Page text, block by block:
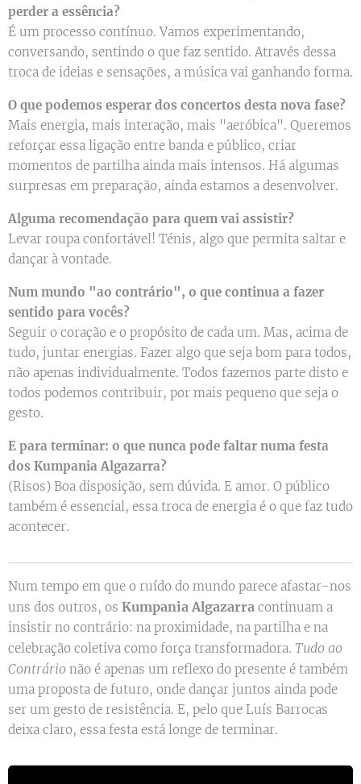
perder a essência?
É um processo contínuo. Vamos experimentando,
conversando, sentindo o que faz sentido. Através dessa
troca de ideias e sensações, a música vai ganhando forma.
O que podemos esperar dos concertos desta nova fase?
Mais energia, mais interação, mais "aeróbica". Queremos
reforçar essa ligação entre banda e público, criar
momentos de partilha ainda mais intensos. Há algumas
surpresas em preparação, ainda estamos a desenvolver.
Alguma recomendação para quem vai assistir?
Levar roupa confortável! Ténis, algo que permita saltar e
dançar à vontade.
Num mundo "ao contrário", o que continua a fazer
sentido para vocês?
Seguir o coração e o propósito de cada um. Mas, acima de
tudo, juntar energias. Fazer algo que seja bom para todos,
não apenas individualmente. Todos fazemos parte disto e
todos podemos contribuir, por mais pequeno que seja o
gesto.
E para terminar: o que nunca pode faltar numa festa
dos Kumpania Algazarra?
(Risos) Boa disposição, sem dúvida. E amor. O público
também é essencial, essa troca de energia é o que faz tudo
acontecer.
Num tempo em que o ruído do mundo parece afastar-nos
uns dos outros, os Kumpania Algazarra continuam a
insistir no contrário: na proximidade, na partilha e na
celebração coletiva como força transformadora. Tudo ao
Contrário não é apenas um reflexo do presente é também
uma proposta de futuro, onde dançar juntos ainda pode
ser um gesto de resistência. E, pelo que Luís Barrocas
deixa claro, essa festa está longe de terminar.